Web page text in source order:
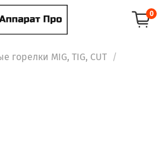
0
горелки MIG, TIG, CUT